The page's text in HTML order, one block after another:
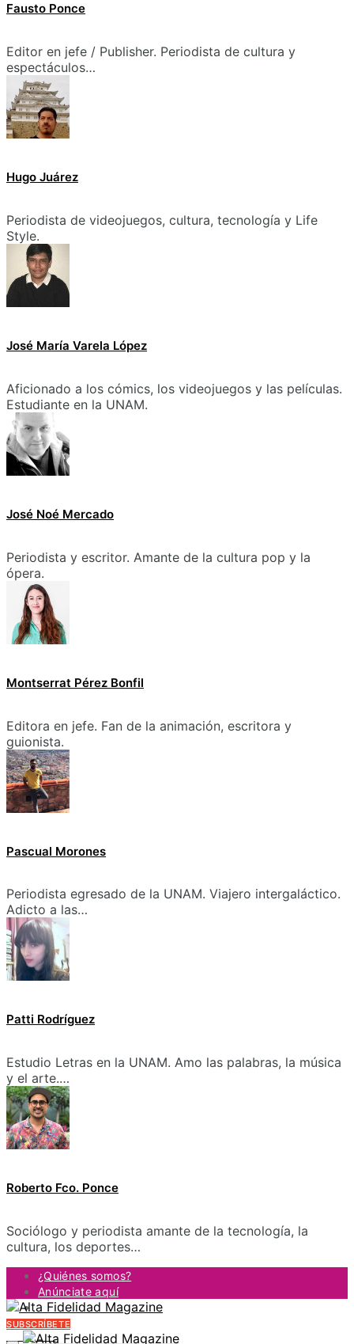
Fausto Ponce
Editor en jefe / Publisher. Periodista de cultura y
espectáculos…
Hugo Juárez
Periodista de videojuegos, cultura, tecnología y Life
Style.
José María Varela López
Aficionado a los cómics, los videojuegos y las películas.
Estudiante en la UNAM.
José Noé Mercado
Periodista y escritor. Amante de la cultura pop y la
ópera.
Montserrat Pérez Bonfil
Editora en jefe. Fan de la animación, escritora y
guionista.
Pascual Morones
Periodista egresado de la UNAM. Viajero intergaláctico.
Adicto a las…
Patti Rodríguez
Estudio Letras en la UNAM. Amo las palabras, la música
y el arte.…
Roberto Fco. Ponce
Sociólogo y periodista amante de la tecnología, la
cultura, los deportes…
¿Quiénes somos?
Anúnciate aquí
Contacto
FACEBOOK
SUBSCRÍBETE